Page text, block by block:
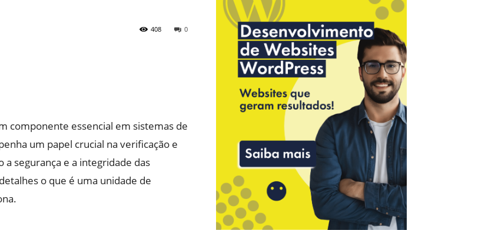
0
408
componente essencial em sistemas de
um papel crucial na verificação e
segurança e a integridade das
o que é uma unidade de